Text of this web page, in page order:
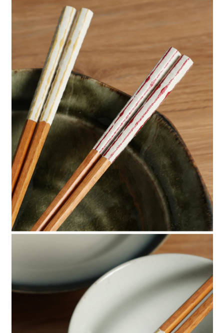
【繳款方式說明】
1.分期款項不併入電信帳單，「大哥付你分期」於每月結算日後寄送繳費提
2.透過簡訊連結打開帳單後，可選擇「超商條碼／台灣大直營門市／銀行轉
帳／街口支付／iPASS MONEY」等通路繳費。
【注意事項】
1.本服務係由「台灣大哥大股份有限公司」（以下簡稱本公司）所提供，讓
用戶於交易時，得透過本服務購買商品或服務，並由商店將買賣／分期付款
買賣價金債權讓與本公司後，依約使用本公司帳單繳交帳款。
2.基於同意付款使用「大哥付你分期」之契約關係目的，商店將以您的個人
資料（包含姓名、電話或地址）提供予台灣大哥大進項蒐集、處理及利用，
由本公司與您本人進行分期帳單所需資料之確認、核對及更正。
3.完整用戶服務條款，請詳閱以下連結：https://oppay.tw/userRule
【「AFTEE先享後付」結帳流程】
１．於結帳方式選擇「AFTEE先享後付」後，將跳轉至「AFTEE先享後付」
結帳頁面，進行簡訊認證並確認金額後，即可完成結帳。
２．訂單成立數日內，您將收到繳費通知簡訊。
３．收到繳費通知簡訊後14天內，點擊此簡訊中的連結，可透過四大超商／
ATM／網路銀行／等多元方式進行付款，方視為交易完成。
※ 請注意：結帳手續完成當下不需立刻繳費，但若您需要取消訂單，請聯絡
購買商品的店家。未經商家同意取消之訂單仍視為有效，需透過AFTEE先享
後付繳納相關費用。
※ 交易是否成功請以「AFTEE先享後付 」之結帳頁面顯示為準，若有關於
是否繳費成功／繳費後需取消欲退款等相關疑問，請聯繫「AFTEE先享後付
客戶支援中心」https://netprotections.freshdesk.com/support/home
【注意事項】
１．透過由恩沛科技股份有限公司提供之「AFTEE先享後付」服務完成之交
易，需依本服務之必要範圍內提供個人資料，並將交易相關給付款項請求債
權轉讓予恩沛科技股份有限公司。
２．關於個人資料處理事宜，請瀏覽以下網址：
https://aftee.tw/terms/#terms3
３．未成年的使用者請事先徵得法定代理人或監護人之同意方可使用
「AFTEE先享後付」，若未經同意申辦者引起之損失，本公司不負相關責
任。
４．使用「AFTEE先享後付」時，將依據個別帳號之用戶狀況，依本公司即
時審查核予不同之上限額度；若仍有額度不足之情形，本公司將視審查結果
請求用戶進行身份認證。
５．嚴禁一人註冊多個帳號或使用他人資訊註冊。若發現惡意使用之情形，
恩沛科技股份有限公司將有權停止該用戶之使用額度並採取法律行動。
付款後 全家取貨
每筆NT$80，滿NT$888(含以上)免運費
7-11 取貨付款
每筆NT$80，滿NT$1,500(含以上)免運費
付款後 7-11取貨
每筆NT$80，滿NT$1,500(含以上)免運費
宅配
每筆NT$80，滿NT$1,500(含以上)免運費